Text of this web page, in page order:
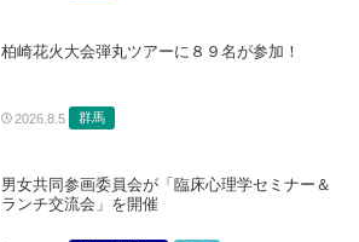
柏崎花火大会弾丸ツアーに８９名が参加！
2026.8.5 群馬
男女共同参画委員会が「臨床心理学セミナー＆
ランチ交流会」を開催